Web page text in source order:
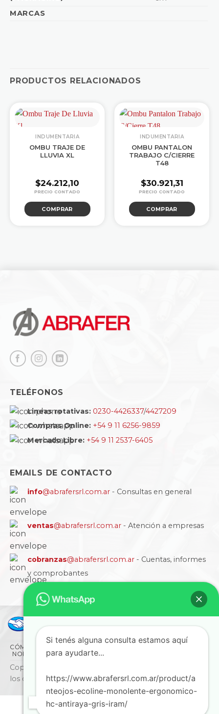
MARCAS
PRODUCTOS RELACIONADOS
INDUMENTARIA
OMBU TRAJE DE
LLUVIA XL
$24.212,10
COMPRAR
INDUMENTARIA
OMBU PANTALON
TRABAJO C/CIERRE
T48
$30.921,31
COMPRAR
TELÉFONOS
Lineas rotativas: 0230-4426337/4427209
Compras Online: +54 9 11 6256-9859
Mercado Libre: +54 9 11 2537-6405
EMAILS DE CONTACTO
info@abrafersrl.com.ar - Consultas en general
ventas@abrafersrl.com.ar - Atención a empresas
cobranzas@abrafersrl.com.ar - Cuentas, informes
y comprobantes
CÓMO COMPRAR CONDICIONES
NORMAS IRAM
BLOG SUCURSALES
Copyright © 2026 ABRAFER SRL - Todos
los derechos reservados
Si tenés alguna consulta estamos aquí
para ayudarte...
https://www.abrafersrl.com.ar/product/a
nteojos-ecoline-monolente-ergonomico-
hc-antiraya-gris-iram/